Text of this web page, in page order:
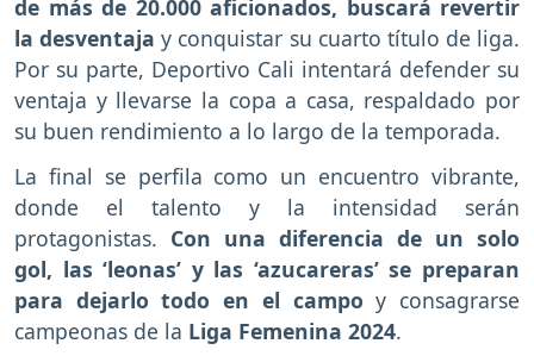
de más de 20.000 aficionados, buscará revertir
la desventaja y conquistar su cuarto título de liga.
Por su parte, Deportivo Cali intentará defender su
ventaja y llevarse la copa a casa, respaldado por
su buen rendimiento a lo largo de la temporada.
La final se perfila como un encuentro vibrante,
donde el talento y la intensidad serán
protagonistas. Con una diferencia de un solo
gol, las ‘leonas’ y las ‘azucareras’ se preparan
para dejarlo todo en el campo y consagrarse
campeonas de la Liga Femenina 2024.